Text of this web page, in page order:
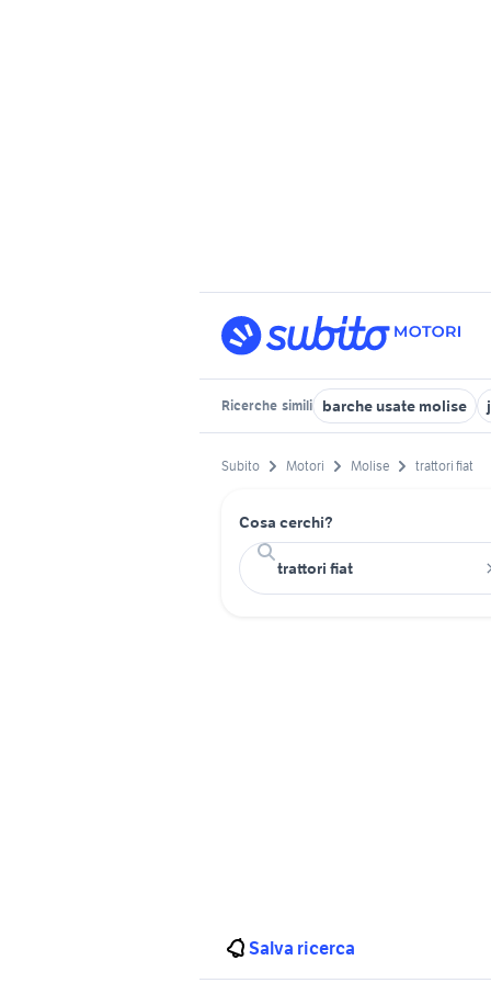
Ricerche simili barche usate molise
Subito Motori Molise trattori fiat
Cosa cerchi?
Salva ricerca